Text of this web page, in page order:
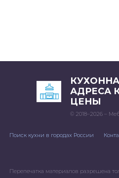
АДРЕСА
ЦЕНЫ
© 2018–2026 –
Поиск кухни в городах России
Перепечатка материалов разрешена